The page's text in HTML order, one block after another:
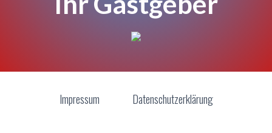
Impressum Datenschutzerklärung